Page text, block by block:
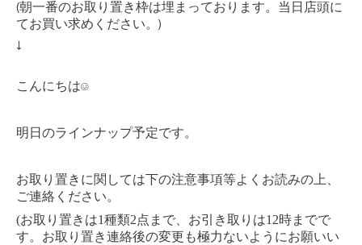
(朝一番のお取り置き枠は埋まっております。当日店頭に
てお買い求めください。)
↓
こんにちは☺︎
明日のラインナップ予定です。
お取り置きに関しては下の注意事項等よくお読みの上、
ご連絡ください。
(お取り置きは1種類2点まで、お引き取りは12時までで
す。お取り置き連絡後の変更も極力ないようにお願いい